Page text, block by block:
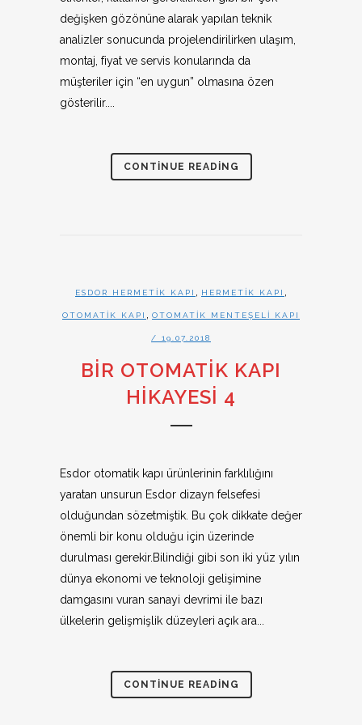
değişken gözönüne alarak yapılan teknik
analizler sonucunda projelendirilirken ulaşım,
montaj, fiyat ve servis konularında da
müşteriler için “en uygun” olmasına özen
gösterilir....
CONTINUE READING
ESDOR HERMETIK KAPI HERMETIK KAPI
OTOMATIK KAPI OTOMATIK MENTEŞELI KAPI
/ 19.07.2018
BİR OTOMATİK KAPI
HİKAYESİ 4
Esdor otomatik kapı ürünlerinin farklılığını
yaratan unsurun Esdor dizayn felsefesi
olduğundan sözetmiştik. Bu çok dikkate değer
önemli bir konu olduğu için üzerinde
durulması gerekir.Bilindiği gibi son iki yüz yılın
dünya ekonomi ve teknoloji gelişimine
damgasını vuran sanayi devrimi ile bazı
ülkelerin gelişmişlik düzeyleri açık ara...
CONTINUE READING